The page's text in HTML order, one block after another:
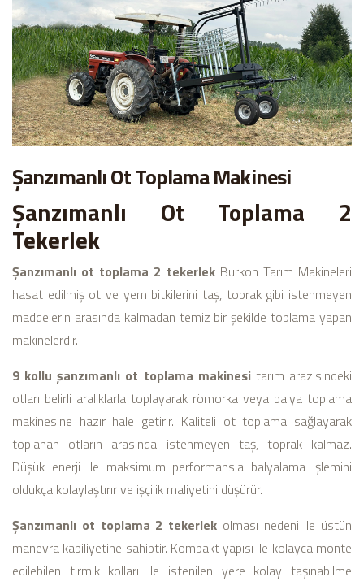
Şanzımanlı Ot Toplama Makinesi
Şanzımanlı Ot Toplama 2
Tekerlek
Şanzımanlı ot toplama 2 tekerlek Burkon Tarım Makineleri
hasat edilmiş ot ve yem bitkilerini taş, toprak gibi istenmeyen
maddelerin arasında kalmadan temiz bir şekilde toplama yapan
makinelerdir.
9 kollu şanzımanlı ot toplama makinesi tarım arazisindeki
otları belirli aralıklarla toplayarak römorka veya balya toplama
makinesine hazır hale getirir. Kaliteli ot toplama sağlayarak
toplanan otların arasında istenmeyen taş, toprak kalmaz.
Düşük enerji ile maksimum performansla balyalama işlemini
oldukça kolaylaştırır ve işçilik maliyetini düşürür.
Şanzımanlı ot toplama 2 tekerlek olması nedeni ile üstün
manevra kabiliyetine sahiptir. Kompakt yapısı ile kolayca monte
edilebilen tırmık kolları ile istenilen yere kolay taşınabilme